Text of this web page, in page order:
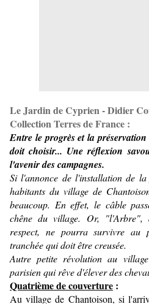
Le Jardin de Cyprien - Didier
Collection Terres de France :
Entre le progrès et la
doit choisir... Une réflexion
l'avenir des campagnes.
Si l'annonce de l'installation de
habitants du village de
beaucoup. En effet, le câble
chêne du village. Or, "l'Arbre",
respect, ne pourra survivre au
tranchée qui doit être creusée.
Autre petite révolution au
parisien qui rêve d'élever des
Quatrième de couverture :
Au village de Chantoison, si